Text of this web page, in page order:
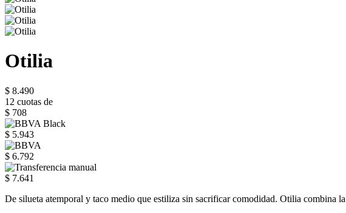
Otilia
$ 8.490
12 cuotas de
$ 708
$ 5.943
$ 6.792
$ 7.641
De silueta atemporal y taco medio que estiliza sin sacrificar comodidad. Otilia combina